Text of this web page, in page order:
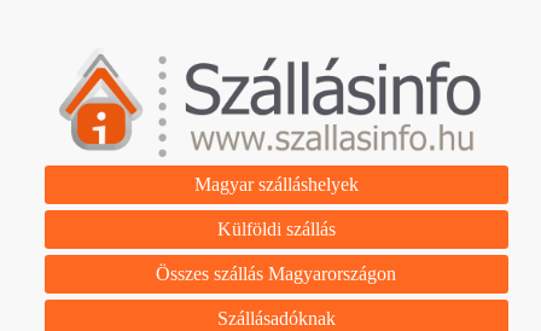
Magyar szálláshelyek
Külföldi szállás
Összes szállás Magyarországon
Szállásadóknak